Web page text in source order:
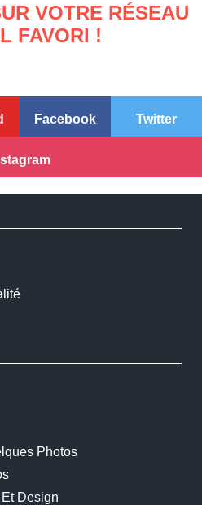
VOTRE RÉSEAU
FAVORI !
Facebook Twitter
Photos
Design